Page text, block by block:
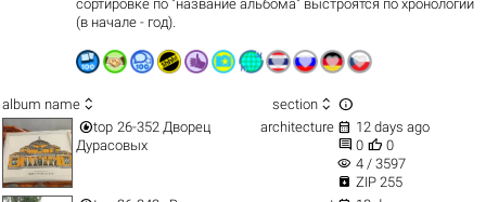
сортировке по "название альбома" выстроятся по хронологии
(в начале - год).
album name  section  
top 26-352 Дворец
Дурасовых
architecture  12 days ago
 0  0
visibility 4 / 3597
 ZIP 255